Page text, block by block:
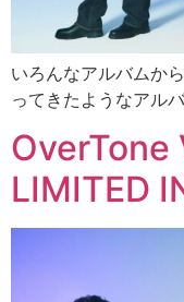
いろんなアルバムか
ってきたようなアルバ
OverTone
LIMITED